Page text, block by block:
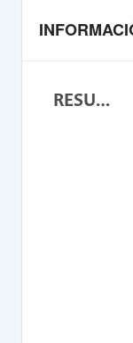
RESUMEN